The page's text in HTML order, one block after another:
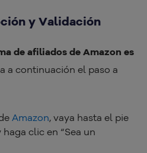
y Validación
de afiliados de Amazon es
a continuación el paso a
Amazon, vaya hasta el pie
clic en “Sea un